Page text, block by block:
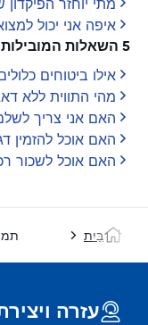
מתי יוחזר הפיקדון
איפה אני יכול
5 השאלות המובילות על הזמנת רכב שכור
אילו ביטוחים
מהי התווית ללא
האם אני צריך
האם אוכל להזמין
האם אוכל לשכור
בַּיִת
עזרה